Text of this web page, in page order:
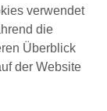
verwendet
die
Überblick
der Website